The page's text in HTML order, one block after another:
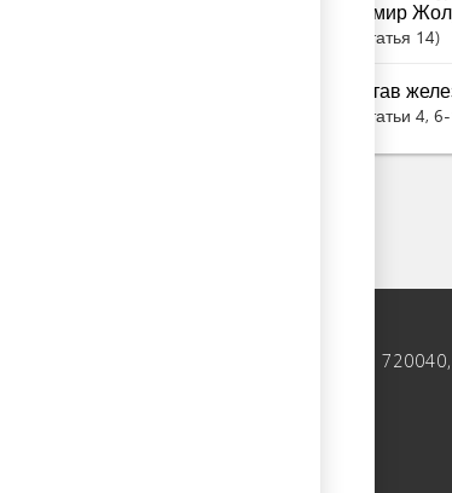
Темир
Статья 14
Устав
Статьи 4,
пр. Чуй 122, 4-ый этаж, 720040,